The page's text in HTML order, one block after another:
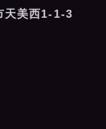
天美西1-1-3